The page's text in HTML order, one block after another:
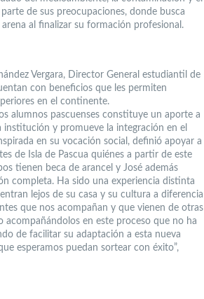
de sus preocupaciones, donde busca
al finalizar su formación profesional.
Vergara, Director General estudiantil de
con beneficios que les permiten
en el continente.
alumnos pascuenses constituye un aporte a
institución y promueve la integración en el
en su vocación social, definió apoyar a
de Isla de Pascua quiénes a partir de este
tienen beca de arancel y José además
completa. Ha sido una experiencia distinta
lejos de su casa y su cultura a diferencia
que nos acompañan y que vienen de otras
acompañándolos en este proceso que no ha
de facilitar su adaptación a esta nueva
esperamos puedan sortear con éxito”,